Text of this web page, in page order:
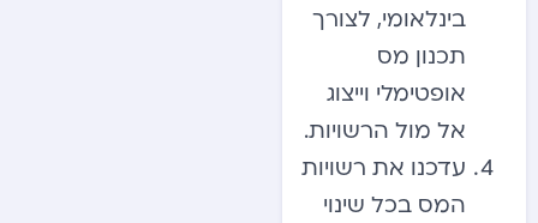
בינלאומי, לצורך
תכנון מס
אופטימלי וייצוג
אל מול הרשויות.
עדכנו את רשויות
המס בכל שינוי